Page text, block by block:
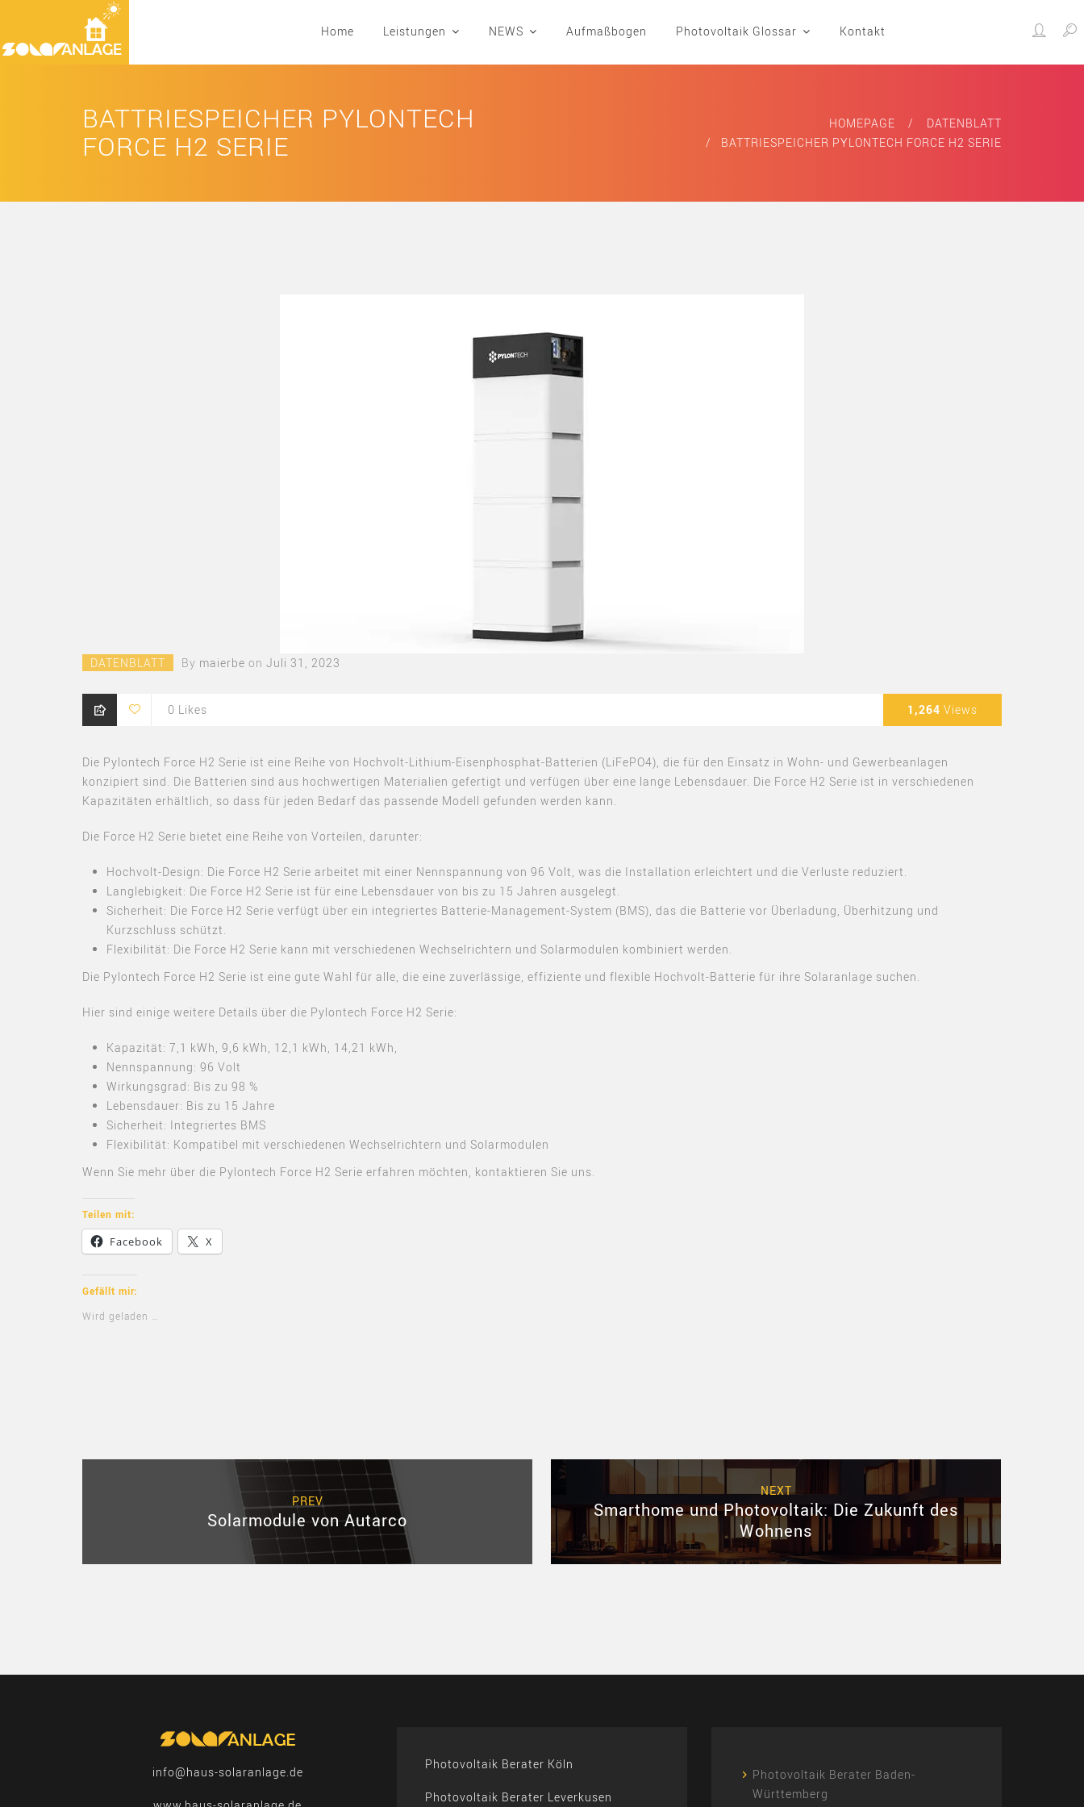
Home Leistungen NEWS Aufmaßbogen Photovoltaik Glossar Kontakt
BATTRIESPEICHER PYLONTECH
FORCE H2 SERIE
HOMEPAGE
DATENBLATT
BATTRIESPEICHER PYLONTECH FORCE H2 SERIE
DATENBLATT By maierbe on Juli 31, 2023
0 Likes 1,264 Views
Die Pylontech Force H2 Serie ist eine Reihe von Hochvolt-Lithium-Eisenphosphat-Batterien (LiFePO4), die für den Einsatz in Wohn- und Gewerbeanlagen
konzipiert sind. Die Batterien sind aus hochwertigen Materialien gefertigt und verfügen über eine lange Lebensdauer. Die Force H2 Serie ist in verschiedenen
Kapazitäten erhältlich, so dass für jeden Bedarf das passende Modell gefunden werden kann.
Die Force H2 Serie bietet eine Reihe von Vorteilen, darunter:
Hochvolt-Design: Die Force H2 Serie arbeitet mit einer Nennspannung von 96 Volt, was die Installation erleichtert und die Verluste reduziert.
Langlebigkeit: Die Force H2 Serie ist für eine Lebensdauer von bis zu 15 Jahren ausgelegt.
Sicherheit: Die Force H2 Serie verfügt über ein integriertes Batterie-Management-System (BMS), das die Batterie vor Überladung, Überhitzung und
Kurzschluss schützt.
Flexibilität: Die Force H2 Serie kann mit verschiedenen Wechselrichtern und Solarmodulen kombiniert werden.
Die Pylontech Force H2 Serie ist eine gute Wahl für alle, die eine zuverlässige, effiziente und flexible Hochvolt-Batterie für ihre Solaranlage suchen.
Hier sind einige weitere Details über die Pylontech Force H2 Serie:
Kapazität: 7,1 kWh, 9,6 kWh, 12,1 kWh, 14,21 kWh,
Nennspannung: 96 Volt
Wirkungsgrad: Bis zu 98 %
Lebensdauer: Bis zu 15 Jahre
Sicherheit: Integriertes BMS
Flexibilität: Kompatibel mit verschiedenen Wechselrichtern und Solarmodulen
Wenn Sie mehr über die Pylontech Force H2 Serie erfahren möchten, kontaktieren Sie uns.
Teilen mit:
Facebook X
Gefällt mir:
Wird geladen …
PREV
Solarmodule von Autarco
NEXT
Smarthome und Photovoltaik: Die Zukunft des
Wohnens
info@haus-solaranlage.de
Photovoltaik Berater Köln
Photovoltaik Berater Leverkusen
Photovoltaik Berater Baden-
Württemberg